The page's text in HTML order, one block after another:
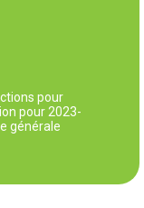
pour
pour 2023-
générale